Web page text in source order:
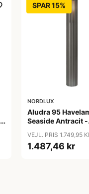
SPAR 15%
NORDLUX
Aludra 95
Seaside Antracit -
VEJL. PRIS 1.749,95
1.487,46 kr